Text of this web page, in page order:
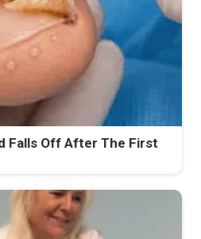
Falls Off After The First